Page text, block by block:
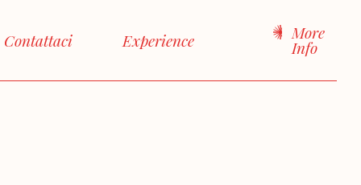
Contattaci Experience More
Info